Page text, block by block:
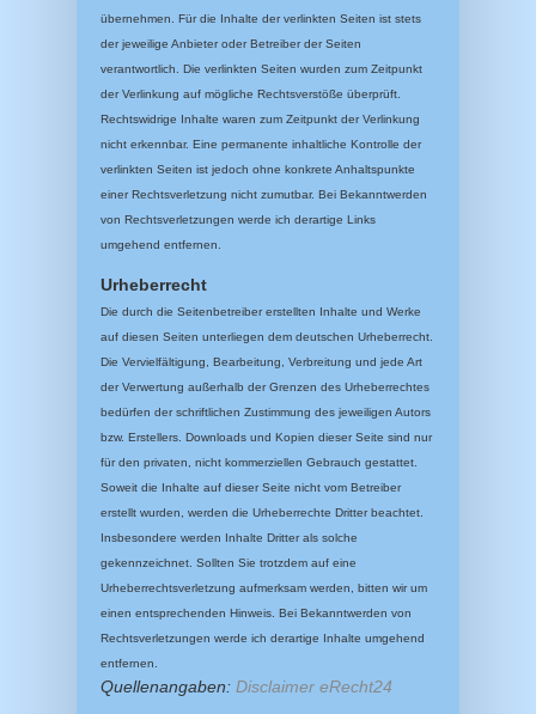
übernehmen. Für die Inhalte der verlinkten Seiten ist stets
der jeweilige Anbieter oder Betreiber der Seiten
verantwortlich. Die verlinkten Seiten wurden zum Zeitpunkt
der Verlinkung auf mögliche Rechtsverstöße überprüft.
Rechtswidrige Inhalte waren zum Zeitpunkt der Verlinkung
nicht erkennbar. Eine permanente inhaltliche Kontrolle der
verlinkten Seiten ist jedoch ohne konkrete Anhaltspunkte
einer Rechtsverletzung nicht zumutbar. Bei Bekanntwerden
von Rechtsverletzungen werde ich derartige Links
umgehend entfernen.
Urheberrecht
Die durch die Seitenbetreiber erstellten Inhalte und Werke
auf diesen Seiten unterliegen dem deutschen Urheberrecht.
Die Vervielfältigung, Bearbeitung, Verbreitung und jede Art
der Verwertung außerhalb der Grenzen des Urheberrechtes
bedürfen der schriftlichen Zustimmung des jeweiligen Autors
bzw. Erstellers. Downloads und Kopien dieser Seite sind nur
für den privaten, nicht kommerziellen Gebrauch gestattet.
Soweit die Inhalte auf dieser Seite nicht vom Betreiber
erstellt wurden, werden die Urheberrechte Dritter beachtet.
Insbesondere werden Inhalte Dritter als solche
gekennzeichnet. Sollten Sie trotzdem auf eine
Urheberrechtsverletzung aufmerksam werden, bitten wir um
einen entsprechenden Hinweis. Bei Bekanntwerden von
Rechtsverletzungen werde ich derartige Inhalte umgehend
entfernen.
Quellenangaben: Disclaimer eRecht24